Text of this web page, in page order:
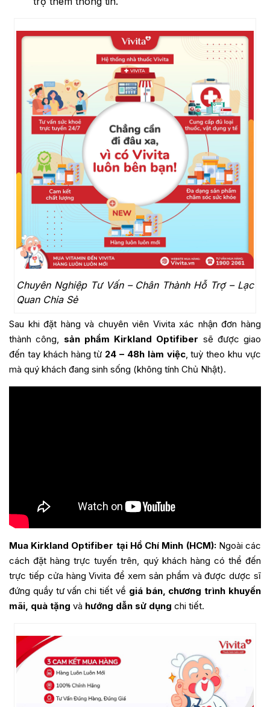
Chuyên Nghiệp Tư Vấn – Chân Thành Hỗ Trợ – Lạc
Quan Chia Sẻ
Sau khi đặt hàng và chuyên viên Vivita xác nhận đơn hàng
thành công, sản phẩm Kirkland Optifiber sẽ được giao
đến tay khách hàng từ 24 – 48h làm việc, tuỳ theo khu vực
mà quý khách đang sinh sống (không tính Chủ Nhật).
Mua Kirkland Optifiber tại Hồ Chí Minh (HCM):Ngoài các
cách đặt hàng trực tuyến trên, quý khách hàng có thể đến
trực tiếp cửa hàng Vivita để xem sản phẩm và được dược sĩ
đứng quầy tư vấn chi tiết về giá bán, chương trình khuyến
mãi, quà tặng và hướng dẫn sử dụng chi tiết.